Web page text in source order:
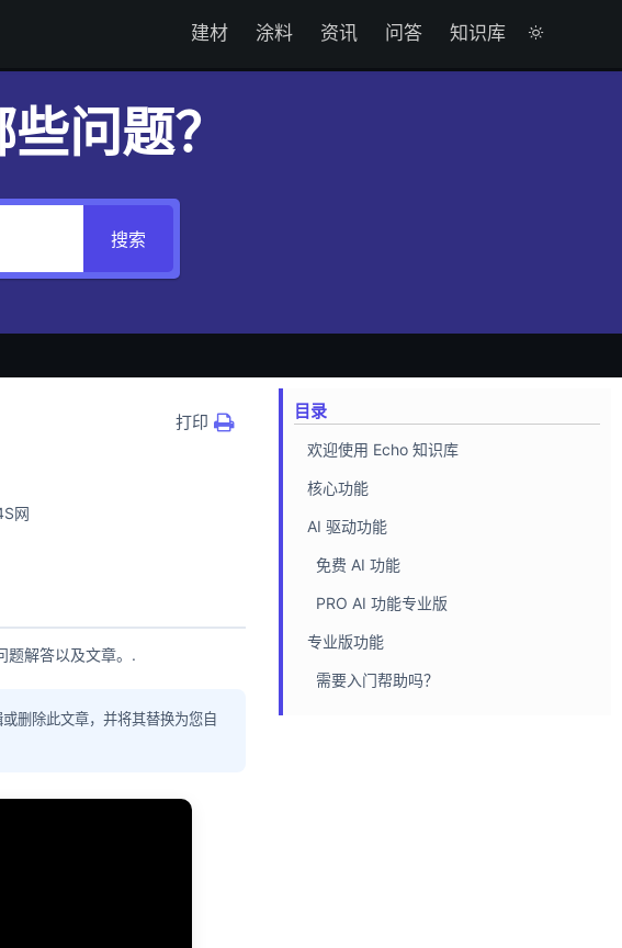

建材 涂料 资讯 问答 知识库
问题？
搜索
打印
网
题解答以及文章。.
删除此文章，并将其替换为您自
目录
欢迎使用 Echo 知识库
核心功能
AI 驱动功能
免费 AI 功能
PRO AI 功能专业版
专业版功能
需要入门帮助吗？